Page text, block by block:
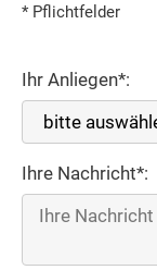
* Pflichtfelder
Ihr Anliegen*:
Ihre Nachricht*: